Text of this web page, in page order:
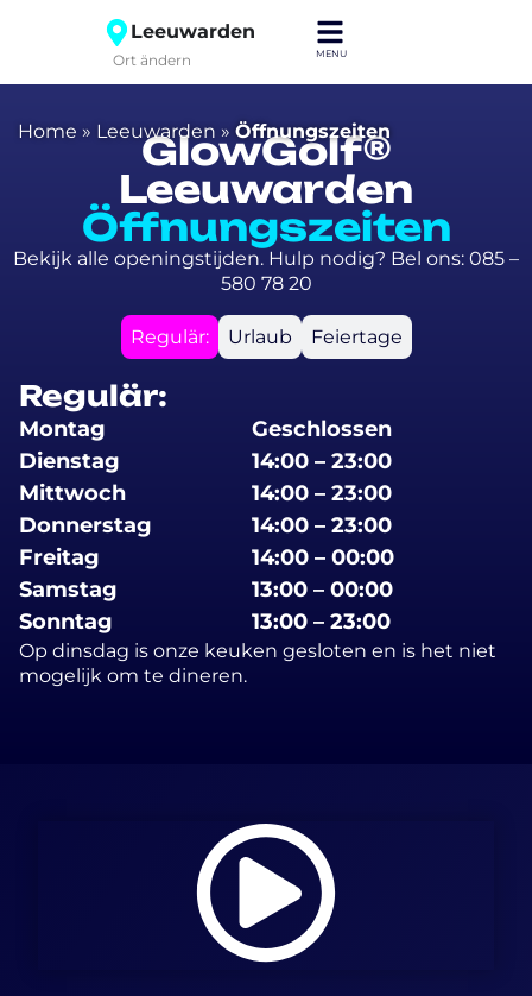
Home » Leeuwarden » Öffnungszeiten
Leeuwarden
Ort ändern
GlowGolf®
Leeuwarden
Öffnungszeiten
Bekijk alle openingstijden. Hulp nodig? Bel ons: 085 –
580 78 20
Regulär: Urlaub Feiertage
Regulär:
Montag
Geschlossen
Dienstag
14:00 – 23:00
Mittwoch
14:00 – 23:00
Donnerstag
14:00 – 23:00
Freitag
14:00 – 00:00
Samstag
13:00 – 00:00
Sonntag
13:00 – 23:00
Op dinsdag is onze keuken gesloten en is het niet
mogelijk om te dineren.